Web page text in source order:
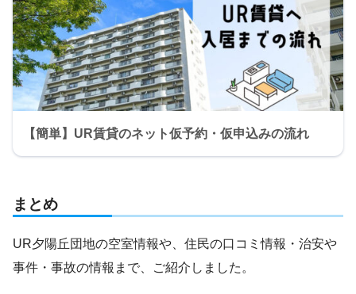
【簡単】UR賃貸のネット仮予約・仮申込みの流れ
まとめ
UR夕陽丘団地の空室情報や、住民の口コミ情報・治安や
事件・事故の情報まで、ご紹介しました。